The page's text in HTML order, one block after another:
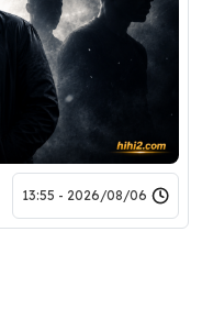
2026/08/06 - 13:55